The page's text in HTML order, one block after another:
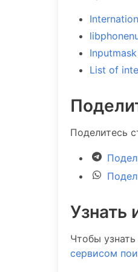
List of
Поделитесь
Узнать
Чтобы
сервисом